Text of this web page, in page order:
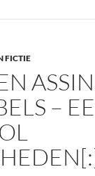
FICTIE
–